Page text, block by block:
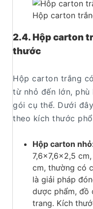
Hộp carton
2.4. Hộp carton
thước
Hộp carton trắng
từ nhỏ đến lớn,
gói cụ thể. Dưới
theo kích thước
Hộp carton
7,6×7,6×2,5
cm, thường có
là giải pháp
dược phẩm, đồ
trang. Kích